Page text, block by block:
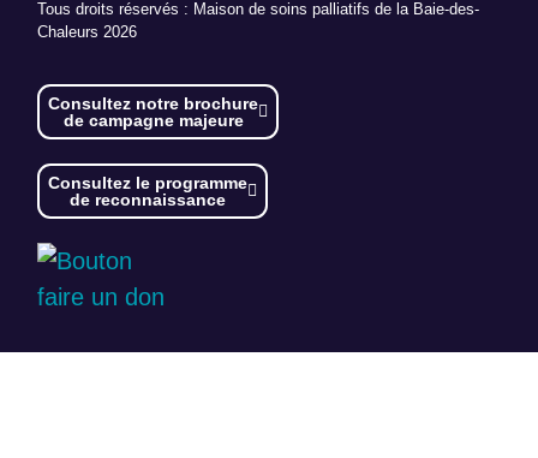
Tous droits réservés : Maison de soins palliatifs de la Baie-des-
Chaleurs 2026
Consultez notre brochure
de campagne majeure
Consultez le programme
de reconnaissance